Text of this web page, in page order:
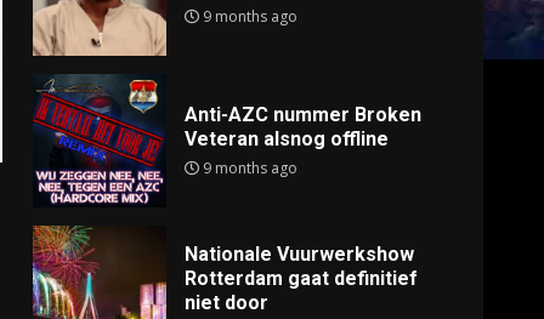
9 months ago
Anti-AZC nummer Broken
Veteran alsnog offline
9 months ago
Nationale Vuurwerkshow
Rotterdam gaat definitief
niet door